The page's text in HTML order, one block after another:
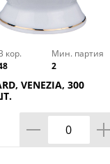
кор.
Мин. партия
2
VENEZIA, 300